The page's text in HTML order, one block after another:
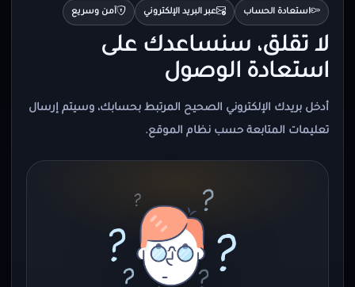
استعادة الحساب عبر البريد الإلكتروني آمن وسريع
لا تقلق، سنساعدك على
استعادة الوصول
أدخل بريدك الإلكتروني الصحيح المرتبط بحسابك، وسيتم إرسال
تعليمات المتابعة حسب نظام الموقع.